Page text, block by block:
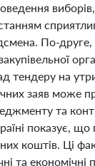
По-
тендеру на
заяв може
та
показує,
коштів. Ці
та економічні